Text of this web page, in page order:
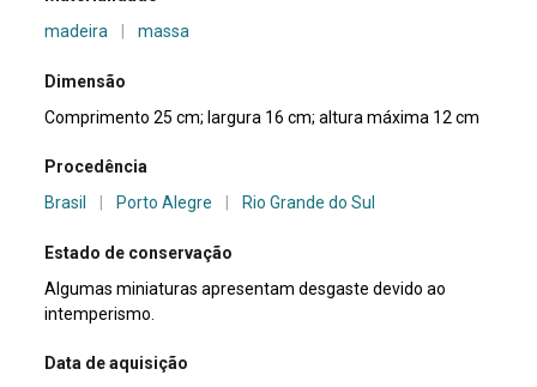
madeira
massa
Dimensão
Comprimento 25 cm; largura 16 cm; altura máxima 12 cm
Procedência
Brasil
Porto Alegre Rio Grande do Sul
Estado de conservação
Algumas miniaturas apresentam desgaste devido ao
intemperismo.
Data de aquisição